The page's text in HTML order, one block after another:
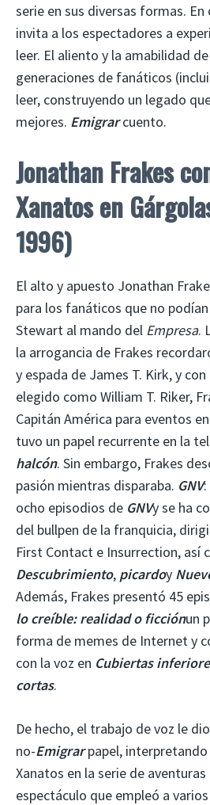
serie en sus diversas formas.
invita a los espectadores a
leer. El aliento y la amabilidad
generaciones de fanáticos
leer, construyendo un legado
mejores. Emigrarcuento.
Jonathan Frakes
Xanatos en
1996)
El alto y apuesto Jonathan
para los fanáticos que no
Stewart al mando del Empresa.
la arrogancia de Frakes
y espada de James T. Kirk, y
elegido como William T. Riker,
Capitán América para eventos
tuvo un papel recurrente en la
halcón. Sin embargo, Frakes
pasión mientras disparaba. GNV
ocho episodios de GNVy se ha
del bullpen de la franquicia,
First Contact e Insurrection, así
Descubrimiento, picardoy
Además, Frakes presentó 45
lo creíble: realidad o ficciónun
forma de memes de Internet y
con la voz en Cubiertas
cortas.
De hecho, el trabajo de voz le
no-Emigrarpapel, interpretando
Xanatos en la serie de aventuras
espectáculo que empleó a varios